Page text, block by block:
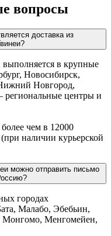
вопросы
доставка из
выполняется в крупные
Новосибирск,
Новгород,
центры и
чем в 12000
наличии курьерской
можно отправить письмо
городах
Малабо, Эбебьин,
Монгомо, Менгомейен,